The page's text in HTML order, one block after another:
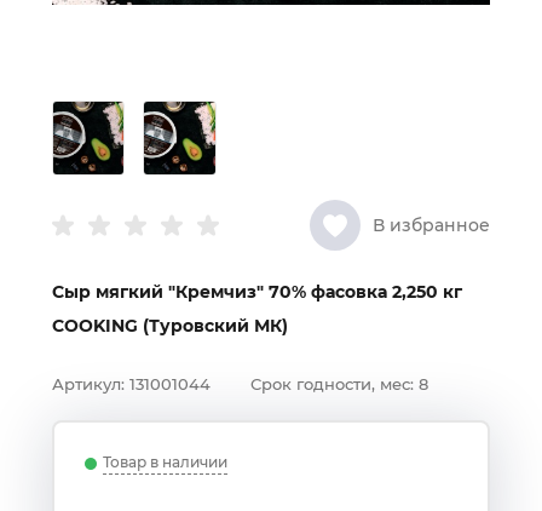
В избранное
Сыр мягкий "Кремчиз" 70% фасовка 2,250 кг
COOKING (Туровский МК)
Артикул: 131001044 Срок годности, мес: 8
Товар в наличии